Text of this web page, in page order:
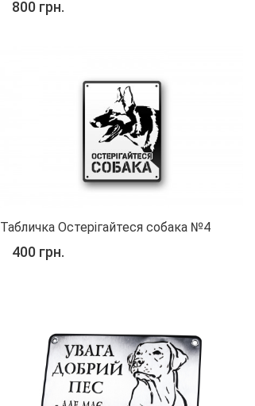
800 грн.
Табличка Остерігайтеся собака №4
400 грн.